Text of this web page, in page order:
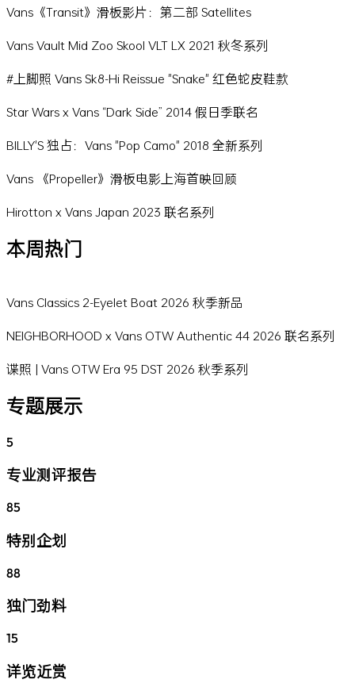
Vans《Transit》滑板影片：第二部 Satellites
Vans Vault Mid Zoo Skool VLT LX 2021 秋冬系列
#上脚照 Vans Sk8-Hi Reissue "Snake" 红色蛇皮鞋款
Star Wars x Vans “Dark Side” 2014 假日季联名
BILLY'S 独占：Vans "Pop Camo" 2018 全新系列
Vans 《Propeller》滑板电影上海首映回顾
Hirotton x Vans Japan 2023 联名系列
本周热门
Vans Classics 2-Eyelet Boat 2026 秋季新品
NEIGHBORHOOD x Vans OTW Authentic 44 2026 联名系列
谍照 | Vans OTW Era 95 DST 2026 秋季系列
专题展示
5
专业测评报告
85
特别企划
88
独门劲料
15
详览近赏